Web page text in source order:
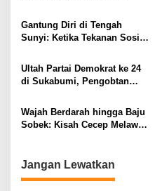
p
o
s
Gantung Diri di Tengah
Sunyi: Ketika Tekanan Sosial
Sukabumi
Ultah Partai Demokrat ke 24
di Sukabumi, Pengobtan
Berbagi Sinergi Wujudkan
Sukabumi Mubarokah
Wajah Berdarah hingga Baju
Sobek: Kisah Cecep Melawan
Jangan Lewatkan